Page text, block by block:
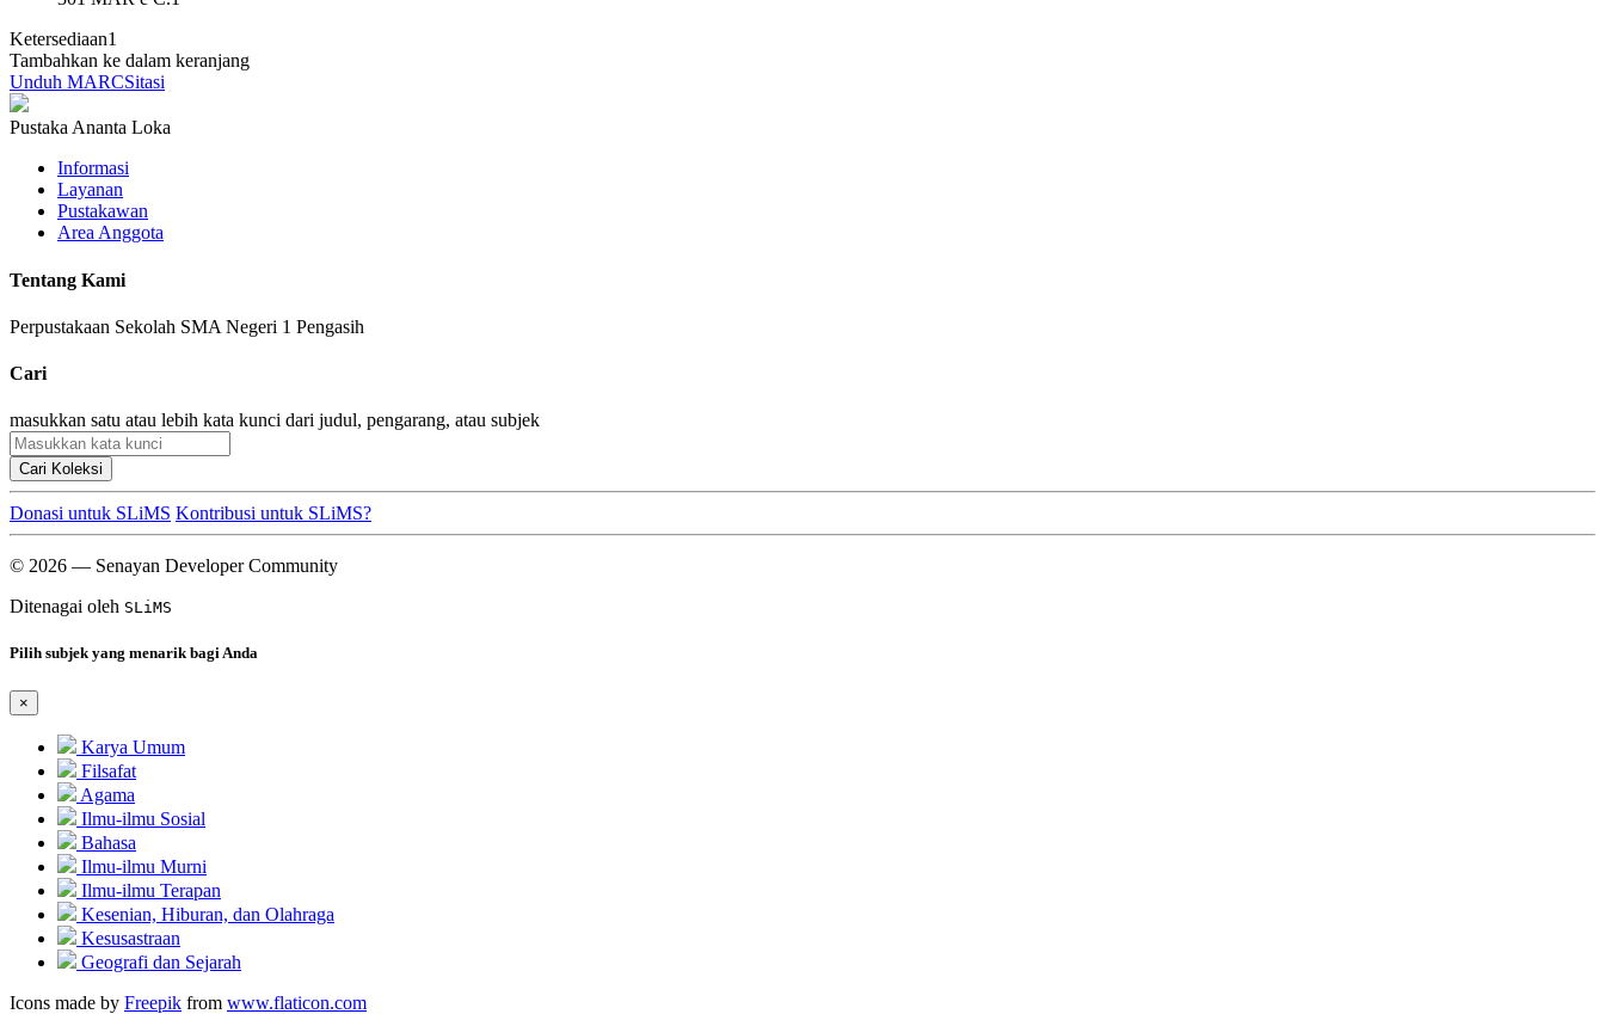
Ketersediaan1
Tambahkan ke dalam keranjang
Unduh MARCSitasi
Pustaka Ananta Loka
Informasi
Layanan
Pustakawan
Area Anggota
Tentang Kami
Perpustakaan Sekolah SMA Negeri 1 Pengasih
Cari
masukkan satu atau lebih kata kunci dari judul, pengarang, atau subjek
Cari Koleksi
Donasi untuk SLiMS Kontribusi untuk SLiMS?
© 2026 — Senayan Developer Community
Ditenagai oleh SLiMS
Pilih subjek yang menarik bagi Anda
×
Karya Umum
Filsafat
Agama
Ilmu-ilmu Sosial
Bahasa
Ilmu-ilmu Murni
Ilmu-ilmu Terapan
Kesenian, Hiburan, dan Olahraga
Kesusastraan
Geografi dan Sejarah
Icons made by Freepik from www.flaticon.com